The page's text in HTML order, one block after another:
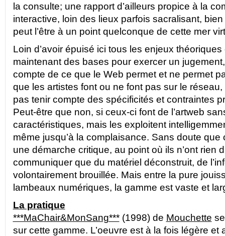
la consulte; une rapport d’ailleurs propice à la
interactive, loin des lieux parfois sacralisant,
peut l’être à un point quelconque de cette mer
Loin d’avoir épuisé ici tous les enjeux théoriques
maintenant des bases pour exercer un
compte de ce que le Web permet et ne permet
que les artistes font ou ne font pas sur le
pas tenir compte des spécificités et contraintes
Peut-être que non, si ceux-ci font de l’artweb
caractéristiques, mais les exploitent
même jusqu’à la complaisance. Sans doute que
une démarche critique, au point où ils n’ont rien
communiquer que du matériel déconstruit, de
volontairement brouillée. Mais entre la pure
lambeaux numériques, la gamme est vaste et
La pratique
***MaChair&MonSang***(1998) de Mouchette
sur cette gamme. L’oeuvre est à la fois légère et